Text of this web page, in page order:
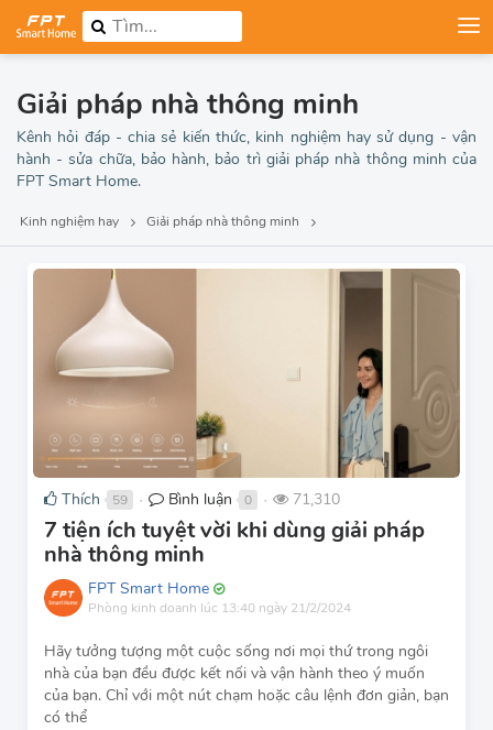
Giải pháp nhà thông minh
Kênh hỏi đáp - chia sẻ kiến thức, kinh nghiệm hay sử dụng - vận
hành - sửa chữa, bảo hành, bảo trì giải pháp nhà thông minh của
FPT Smart Home.
Kinh nghiệm hay Giải pháp nhà thông minh
Thích 59 ● Bình luận 0 ● 71,310
7 tiện ích tuyệt vời khi dùng giải pháp
nhà thông minh
FPT Smart Home
Phòng kinh doanh lúc 13:40 ngày 21/2/2024
Hãy tưởng tượng một cuộc sống nơi mọi thứ trong ngôi
nhà của bạn đều được kết nối và vận hành theo ý muốn
của bạn. Chỉ với một nút chạm hoặc câu lệnh đơn giản, bạn
có thể